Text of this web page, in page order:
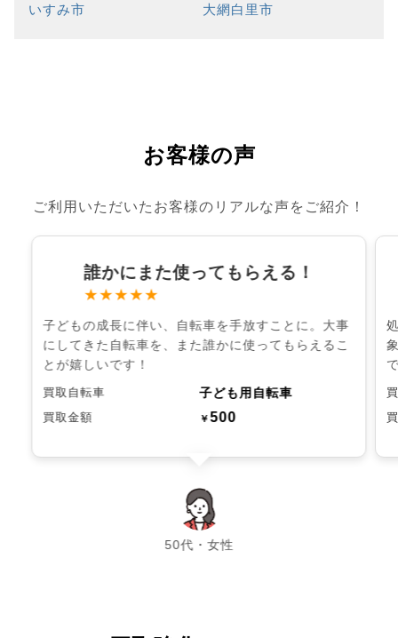
いすみ市 大網白里市
お客様の声
ご利用いただいたお客様のリアルな声をご紹介！
誰かにまた使ってもらえる！
★★★★★
子どもの成長に伴い、自転車を手放すことに。大事
にしてきた自転車を、また誰かに使ってもらえるこ
とが嬉しいです！
買取自転車 子ども用自転車
買取金額 ￥500
50代・女性
chevron_left chevron_right